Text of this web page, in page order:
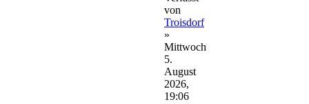
von
Troisdorf
»
Mittwoch
5.
August
2026,
19:06